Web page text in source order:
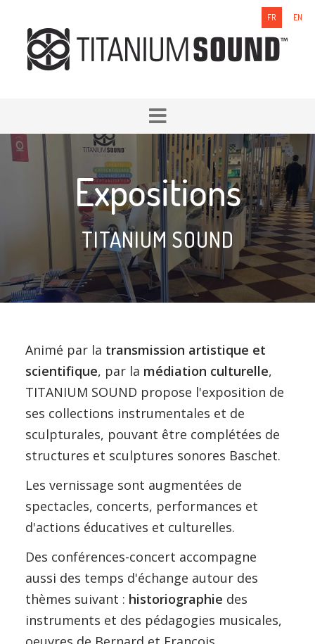
FR EN
Expositions
TITANIUM SOUND
Animé par la transmission artistique et
scientifique, par la médiation culturelle,
TITANIUM SOUND propose l'exposition de
ses collections instrumentales et de
sculpturales, pouvant être complétées de
structures et sculptures sonores Baschet.
Les vernissage sont augmentées de
spectacles, concerts, performances et
d'actions éducatives et culturelles.
Des conférences-concert accompagne
aussi des temps d'échange autour des
thèmes suivant : historiographie des
instruments et des pédagogies musicales,